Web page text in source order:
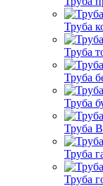
Труба
Труба
Труба
Труба
Труба
Труба
Труба